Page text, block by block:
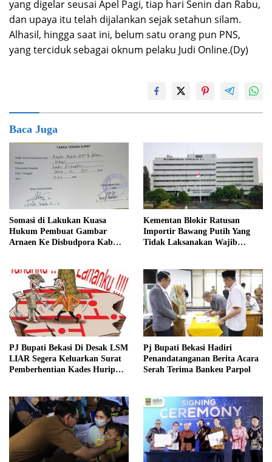
yang digelar seusai Apel Pagi, tiap hari Senin dan Rabu,
dan upaya itu telah dijalankan sejak setahun silam.
Alhasil, hingga saat ini, belum satu orang pun PNS,
yang terciduk sebagai oknum pelaku Judi Online.(Dy)
Baca Juga
Somasi di Lakukan Kuasa
Hukum Pembuat Gambar
Arnaen Ke Disbudpora Kab
Kementan Blokir Ratusan
Importir Bawang Putih Yang
Tidak Laksanakan Wajib
PJ Bupati Bekasi Di Desak LSM
LIAR Segera Keluarkan Surat
Pemberhentian Kades Hurip
Pj Bupati Bekasi Hadiri
Penandatanganan Berita Acara
Serah Terima Bankeu Parpol